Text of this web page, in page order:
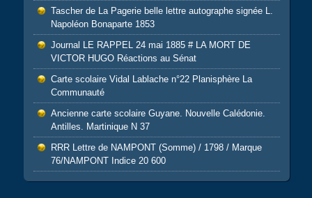
Tascher de La Pagerie belle lettre autographe signée L.
Napoléon Bonaparte 1853
Journal LE RAPPEL 24 mai 1885 # LA MORT DE
VICTOR HUGO Réactions au Sénat
Carte scolaire Vidal Lablache n°22 Planisphère La
Communauté
Ancienne carte scolaire Guyane. Nouvelle Calédonie.
Antilles. Martinique N 37
RRR Lettre de NAMPONT (Somme) / 1798 / Marque
76/NAMPONT Indice 20 600